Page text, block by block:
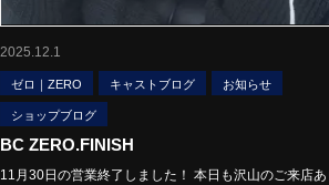
2025.12.1
ゼロ｜ZERO キャストブログ お知らせ
ショップブログ
BC ZERO.FINISH
11月30日の営業終了しました！ 本日も沢山のご来店あ